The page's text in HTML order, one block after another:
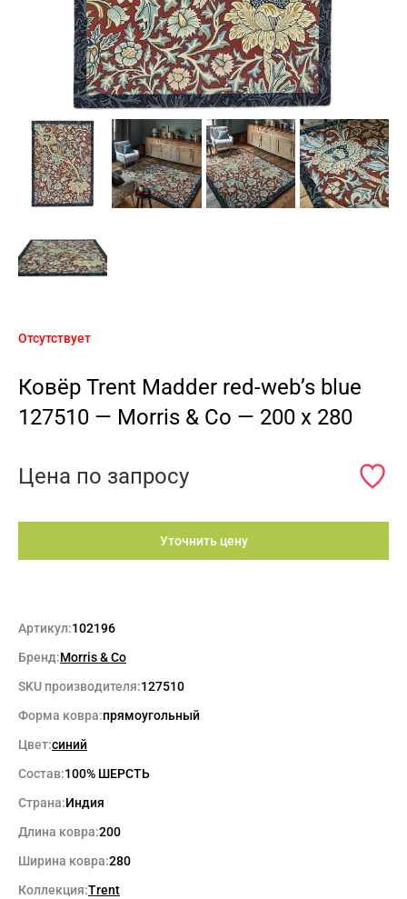
Отсутствует
Ковёр Trent Madder red-web’s blue
127510 — Morris & Co — 200 x 280
Цена по запросу
Уточнить цену
Артикул:102196
Бренд:Morris & Co
SKU производителя:127510
Форма ковра:прямоугольный
Цвет:синий
Состав:100% ШЕРСТЬ
Страна:Индия
Длина ковра:200
Ширина ковра:280
Коллекция:Trent
Max